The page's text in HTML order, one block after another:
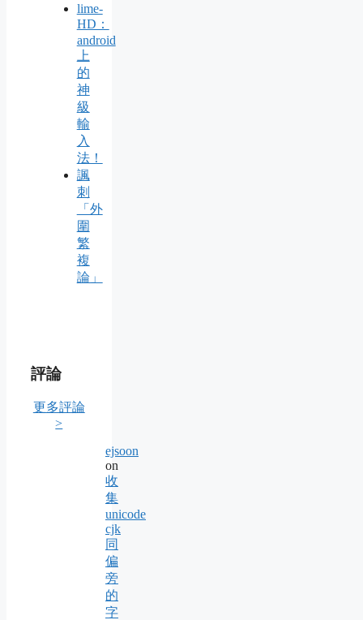
lime-
HD：
android
上
的
神
級
輸
入
法！
諷
刺
「外
圍
繁
複
論」
評論
更多評論
>
ejsoon
on
收
集
unicode
cjk
同
偏
旁
的
字